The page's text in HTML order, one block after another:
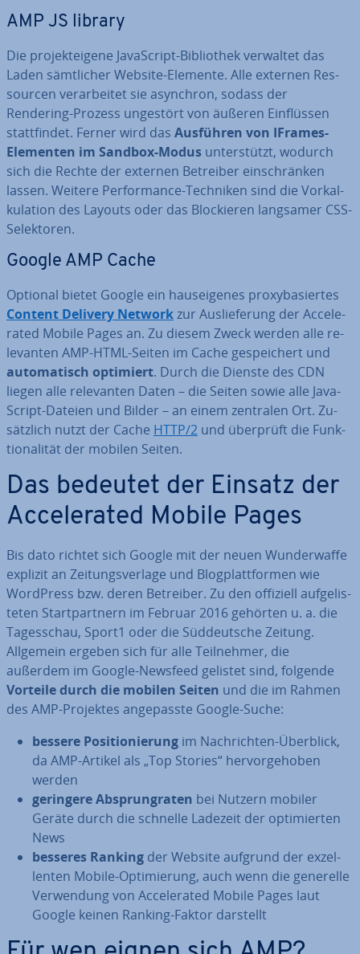
AMP JS library
Die pro­jek­t­ei­ge­ne Ja­va­Script-Bi­blio­thek verwaltet das
Laden sämt­li­cher Website-Elemente. Alle externen Res­
sour­cen ver­ar­bei­tet sie asynchron, sodass der
Rendering-Prozess ungestört von äußeren Ein­flüs­sen
statt­fin­det. Ferner wird das Ausführen von IFrames-
Elementen im Sandbox-Modus un­ter­stützt, wodurch
sich die Rechte der externen Betreiber ein­schrän­ken
lassen. Weitere Per­for­mance-Techniken sind die Vor­kal­
ku­la­ti­on des Layouts oder das Blo­ckie­ren langsamer CSS-
Se­lek­to­ren.
Google AMP Cache
Optional bietet Google ein haus­ei­ge­nes pro­xy­ba­sier­tes
Content Delivery Networkzur Aus­lie­fe­rung der Ac­ce­le­
ra­ted Mobile Pages an. Zu diesem Zweck werden alle re­
le­van­ten AMP-HTML-Seiten im Cache ge­spei­chert und
au­to­ma­tisch optimiert. Durch die Dienste des CDN
liegen alle re­le­van­ten Daten – die Seiten sowie alle Ja­va­
Script-Dateien und Bilder – an einem zentralen Ort. Zu­
sätz­lich nutzt der Cache HTTP/2 und überprüft die Funk­
tio­na­li­tät der mobilen Seiten.
Das bedeutet der Einsatz der
Ac­ce­le­ra­ted Mobile Pages
Bis dato richtet sich Google mit der neuen Wun­der­waf­fe
explizit an Zei­tungs­ver­la­ge und Blog­platt­for­men wie
WordPress bzw. deren Betreiber. Zu den offiziell auf­ge­lis­
te­ten Start­part­nern im Februar 2016 gehörten u. a. die
Ta­ges­schau, Sport1 oder die Süd­deut­sche Zeitung.
Allgemein ergeben sich für alle Teil­neh­mer, die
außerdem im Google-Newsfeed gelistet sind, folgende
Vorteile durch die mobilen Seiten und die im Rahmen
des AMP-Projektes an­ge­pass­te Google-Suche:
bessere Po­si­tio­nie­rung im Nach­rich­ten-Überblick,
da AMP-Artikel als „Top Stories“ her­vor­ge­ho­ben
werden
geringere Ab­sprungra­ten bei Nutzern mobiler
Geräte durch die schnelle Ladezeit der op­ti­mier­ten
News
besseres Ranking der Website aufgrund der ex­zel­
len­ten Mobile-Op­ti­mie­rung, auch wenn die generelle
Ver­wen­dung von Ac­ce­le­ra­ted Mobile Pages laut
Google keinen Ranking-Faktor darstellt